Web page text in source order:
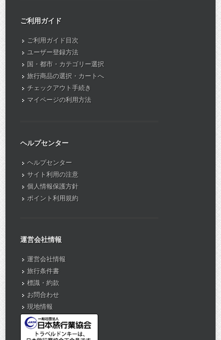
ご利用ガイド
ご利用ガイド目次
ユーザー登録方法
国・都市・カテゴリー選択
旅行商品の選択・カートへ
チェックアウト手続き
マイページの利用方法
ヘルプセンター
ヘルプセンター
サイト利用の注意
個人情報保護方針
ポイント利用規約
運営会社情報
運営会社情報
旅行条件書
標識・約款
お問合わせ
現地情報